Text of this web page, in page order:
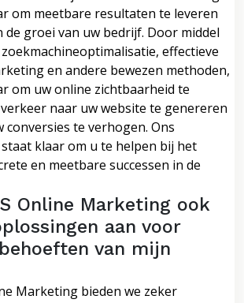
om meetbare resultaten te leveren
de groei van uw bedrijf. Door middel
effectieve
en andere bewezen methoden,
om uw online zichtbaarheid te
naar uw website te genereren
conversies te verhogen. Ons
klaar om u te helpen bij het
en meetbare successen in de
Online Marketing ook
aan voor
van mijn
Marketing bieden we zeker